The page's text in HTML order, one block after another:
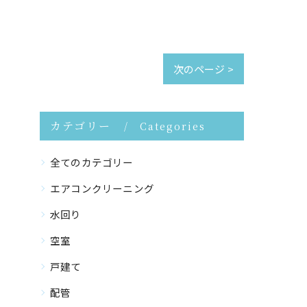
次のページ >
カテゴリー Categories
全てのカテゴリー
エアコンクリーニング
水回り
空室
戸建て
配管